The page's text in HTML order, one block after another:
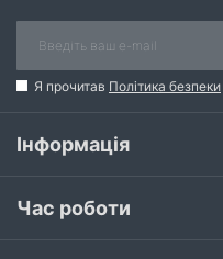
Я прочитав Політика безпеки
Інформація
Час роботи